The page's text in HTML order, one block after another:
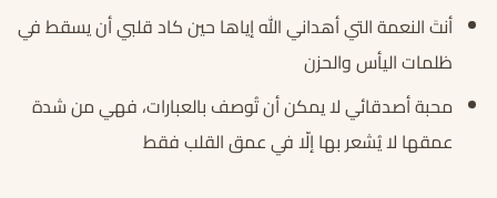
أنتَ النعمة التي أهداني الله إياها حين كاد قلبي أن يسقط في
ظلمات اليأس والحزن
محبة أصدقائي لا يمكن أن تُوصف بالعبارات، فهي من شدة
عمقها لا يُشعر بها إلّا في عمق القلب فقط